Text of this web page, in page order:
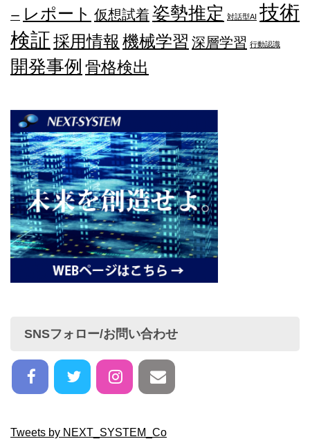
ー レポート 仮想試着姿勢推定 対話型AI 技術
検証採用情報 機械学習 深層学習 行動認識
開発事例 骨格検出
SNSフォロー/お問い合わせ
Tweets by NEXT_SYSTEM_Co